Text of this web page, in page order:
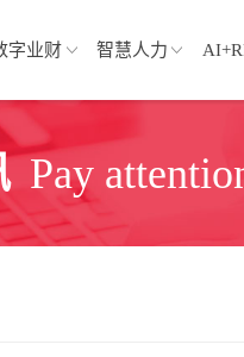
字业财 智慧人力
Pay